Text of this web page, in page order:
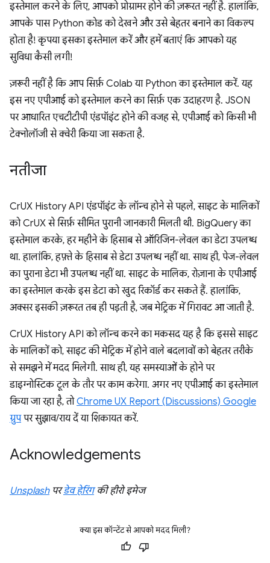
इस्तेमाल करने के लिए, आपको प्रोग्रामर होने की ज़रूरत नहीं है. हालांकि,
आपके पास Python कोड को देखने और उसे बेहतर बनाने का विकल्प
होता है! कृपया इसका इस्तेमाल करें और हमें बताएं कि आपको यह
सुविधा कैसी लगी!
ज़रूरी नहीं है कि आप सिर्फ़ Colab या Python का इस्तेमाल करें. यह
इस नए एपीआई को इस्तेमाल करने का सिर्फ़ एक उदाहरण है. JSON
पर आधारित एचटीटीपी एंडपॉइंट होने की वजह से, एपीआई को किसी भी
टेक्नोलॉजी से क्वेरी किया जा सकता है.
नतीजा
CrUX History API एंडपॉइंट के लॉन्च होने से पहले, साइट के मालिकों
को CrUX से सिर्फ़ सीमित पुरानी जानकारी मिलती थी. BigQuery का
इस्तेमाल करके, हर महीने के हिसाब से ऑरिजिन-लेवल का डेटा उपलब्ध
था. हालांकि, हफ़्ते के हिसाब से डेटा उपलब्ध नहीं था. साथ ही, पेज-लेवल
का पुराना डेटा भी उपलब्ध नहीं था. साइट के मालिक, रोज़ाना के एपीआई
का इस्तेमाल करके इस डेटा को खुद रिकॉर्ड कर सकते हैं. हालांकि,
अक्सर इसकी ज़रूरत तब ही पड़ती है, जब मेट्रिक में गिरावट आ जाती है.
CrUX History API को लॉन्च करने का मकसद यह है कि इससे साइट
के मालिकों को, साइट की मेट्रिक में होने वाले बदलावों को बेहतर तरीके
से समझने में मदद मिलेगी. साथ ही, यह समस्याओं के होने पर
डाइग्नोस्टिक टूल के तौर पर काम करेगा. अगर नए एपीआई का इस्तेमाल
किया जा रहा है, तोChrome UX Report (Discussions) Google
ग्रुपपर सुझाव/राय दें या शिकायत करें.
Acknowledgements
Unsplashपरडेव हेरिंगकी हीरो इमेज
क्या इस कॉन्टेंट से आपको मदद मिली?